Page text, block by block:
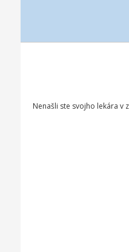
Nenašli ste svojho lekára v